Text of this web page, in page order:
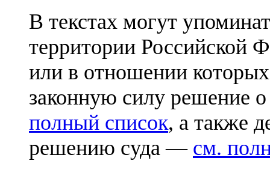
В текстах могут
территории Российской
или в отношении
законную силу решение
полный список, а также
решению суда — см.